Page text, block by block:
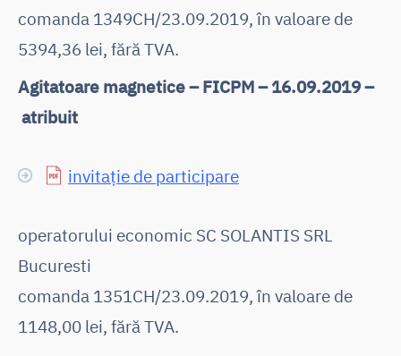
comanda 1349CH/23.09.2019, în valoare de
5394,36 lei, fără TVA.
Agitatoare magnetice – FICPM – 16.09.2019 –
atribuit
invitație de participare
operatorului economic SC SOLANTIS SRL
Bucuresti
comanda 1351CH/23.09.2019, în valoare de
1148,00 lei, fără TVA.